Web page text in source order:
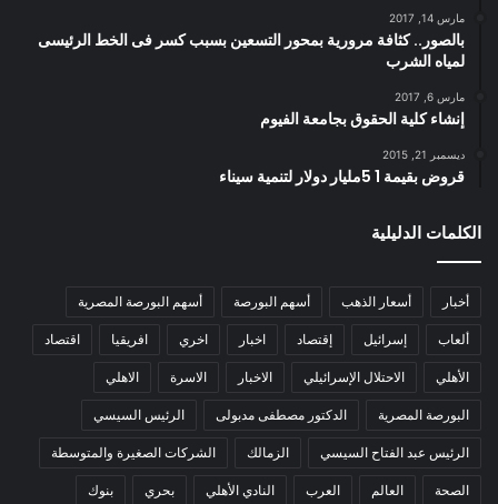
مارس 14, 2017
بالصور.. كثافة مرورية بمحور التسعين بسبب كسر فى الخط الرئيسى
لمياه الشرب
مارس 6, 2017
إنشاء كلية الحقوق بجامعة الفيوم
ديسمبر 21, 2015
قروض بقيمة 1 5مليار دولار لتنمية سيناء
الكلمات الدليلية
أخبار أسعار الذهب أسهم البورصة أسهم البورصة المصرية
ألعاب إسرائيل إقتصاد اخبار اخري افريقيا اقتصاد
الأهلي الاحتلال الإسرائيلي الاخبار الاسرة الاهلي
البورصة المصرية الدكتور مصطفى مدبولى الرئيس السيسي
الرئيس عبد الفتاح السيسي الزمالك الشركات الصغيرة والمتوسطة
الصحة العالم العرب النادي الأهلي بحري بنوك